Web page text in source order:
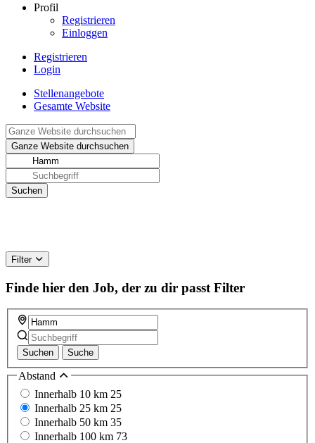
Profil
Registrieren
Einloggen
Registrieren
Login
Stellenangebote
Gesamte Website
Filter
Finde hier den Job, der zu dir passt Filter
Suchen Suche
Abstand
Innerhalb 10 km 25
Innerhalb 25 km 25
Innerhalb 50 km 35
Innerhalb 100 km 73